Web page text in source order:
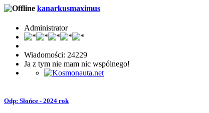
kanarkusmaximus
Administrator
Wiadomości: 24229
Ja z tym nie mam nic wspólnego!
Odp: Słońce - 2024 rok